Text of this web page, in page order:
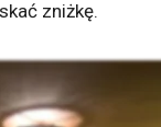
zniżkę.